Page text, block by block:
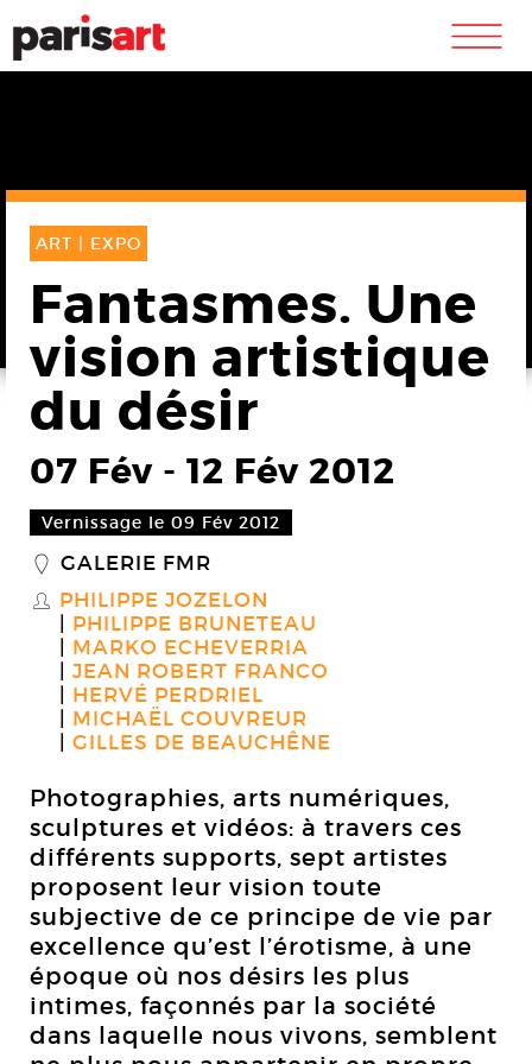
m
ART | EXPO
Fantasmes. Une
vision artistique
du désir
07 Fév - 12 Fév 2012
Vernissage le 09 Fév 2012
_ GALERIE FMR
S PHILIPPE JOZELON
PHILIPPE BRUNETEAU
MARKO ECHEVERRIA
JEAN ROBERT FRANCO
HERVÉ PERDRIEL
MICHAËL COUVREUR
GILLES DE BEAUCHÊNE
Photographies, arts numériques,
sculptures et vidéos: à travers ces
différents supports, sept artistes
proposent leur vision toute
subjective de ce principe de vie par
excellence qu’est l’érotisme, à une
époque où nos désirs les plus
intimes, façonnés par la société
dans laquelle nous vivons, semblent